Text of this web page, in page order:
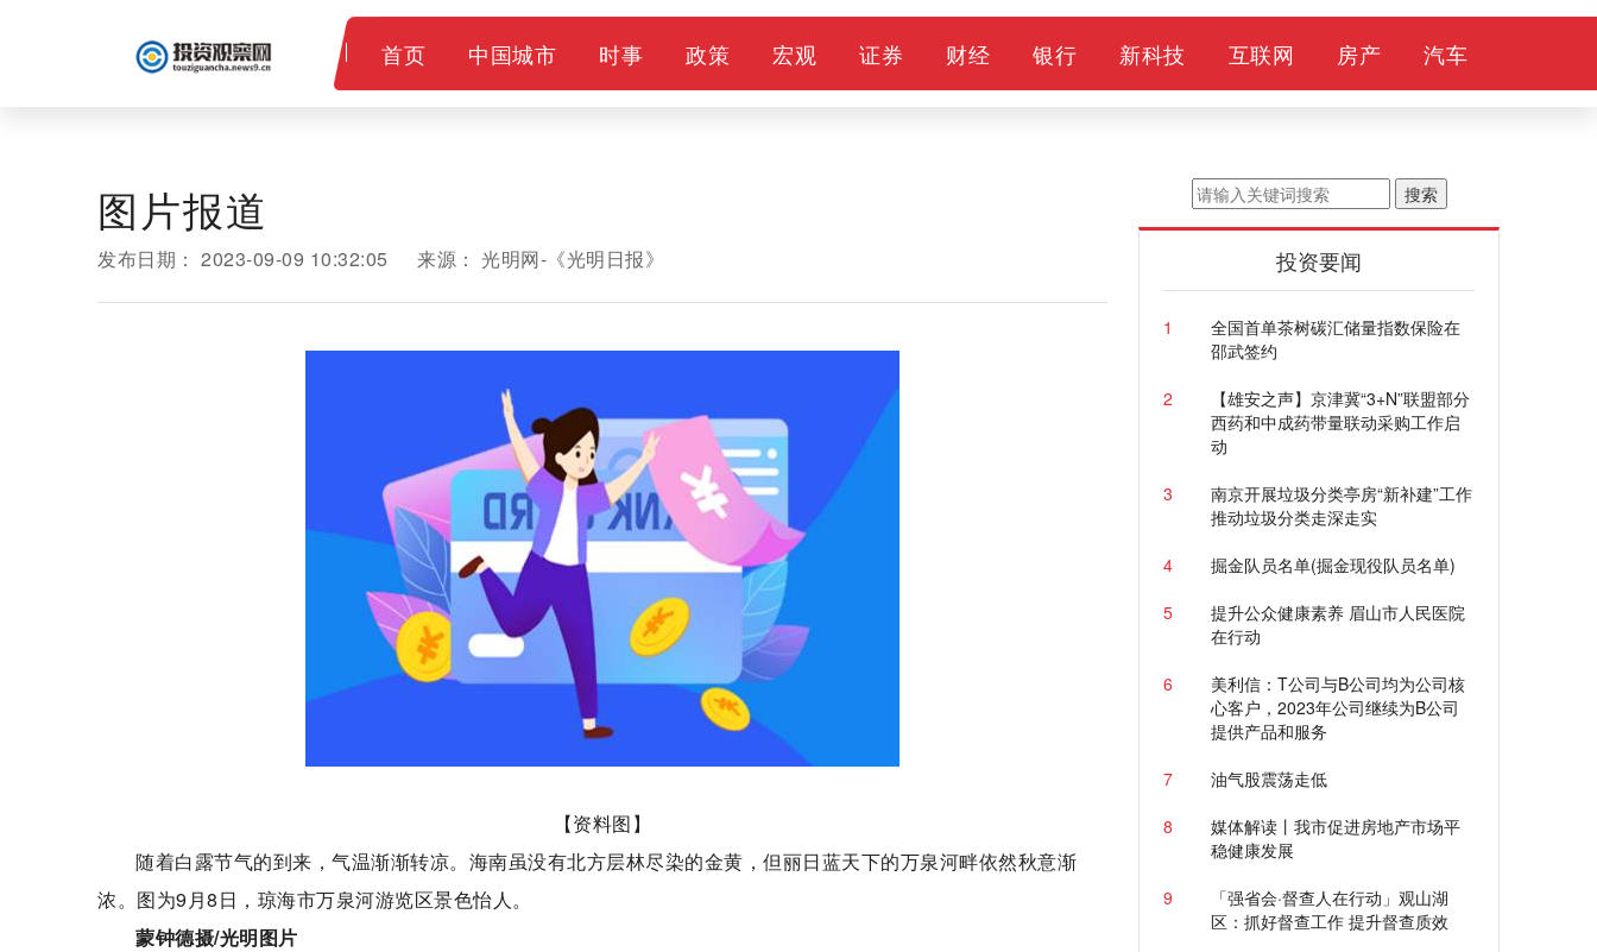
首页 中国城市 时事 政策 宏观 证券 财经 银行 新科技 互联网 房产 汽车
图片报道
发布日期： 2023-09-09 10:32:05 来源： 光明网-《光明日报》
【资料图】
随着白露节气的到来，气温渐渐转凉。海南虽没有北方层林尽染的金黄，但丽日蓝天下的万泉河畔依然秋意渐
浓。图为9月8日，琼海市万泉河游览区景色怡人。
蒙钟德摄/光明图片
搜索
投资要闻
1
全国首单茶树碳汇储量指数保险在
邵武签约
2
【雄安之声】京津冀“3+N”联盟部分
西药和中成药带量联动采购工作启
动
3
南京开展垃圾分类亭房“新补建”工作
推动垃圾分类走深走实
4
掘金队员名单(掘金现役队员名单)
5
提升公众健康素养 眉山市人民医院
在行动
6
美利信：T公司与B公司均为公司核
心客户，2023年公司继续为B公司
提供产品和服务
7
油气股震荡走低
8
媒体解读丨我市促进房地产市场平
稳健康发展
9
「强省会·督查人在行动」观山湖
区：抓好督查工作 提升督查质效